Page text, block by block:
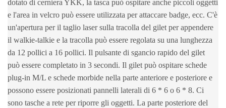
dotato di cerniera YKK, la tasca può ospitare anche piccoli oggetti
e l'area in velcro può essere utilizzata per attaccare badge, ecc. C'è
un'apertura per il taglio laser sulla tracolla del gilet per appendere
il walkie-talkie e la tracolla può essere regolata su una lunghezza
da 12 pollici a 16 pollici. Il pulsante di sgancio rapido del gilet
può essere completato in 3 secondi. Il gilet può ospitare schede
plug-in M/L e schede morbide nella parte anteriore e posteriore e
possono essere posizionati pannelli laterali di 6 * 6 o 6 * 8. Ci
sono tasche a rete per riporre gli oggetti. La parte posteriore del